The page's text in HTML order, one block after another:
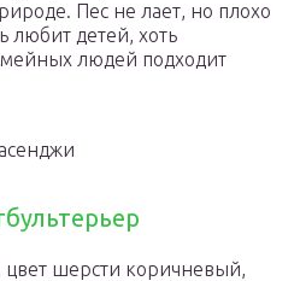
Пес не лает, но плохо
любит детей, хоть
людей подходит
шерсти коричневый,